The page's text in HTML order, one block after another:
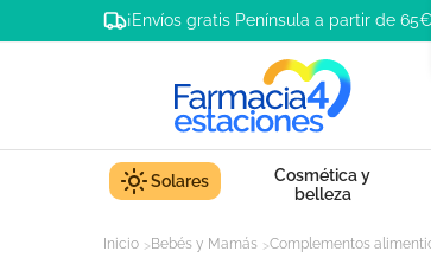
¡Envíos gratis Península a partir de
Solares
Cosmética y
belleza
Inicio Bebés y Mamás Complementos